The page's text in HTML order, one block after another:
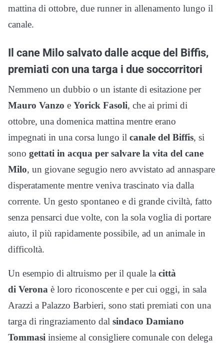
mattina di ottobre, due runner in allenamento lungo il
canale.
Il cane Milo salvato dalle acque del Biffis,
premiati con una targa i due soccorritori
Nemmeno un dubbio o un istante di esitazione per
Mauro Vanzo e Yorick Fasoli, che ai primi di
ottobre, una domenica mattina mentre erano
impegnati in una corsa lungo il canale del Biffis, si
sono gettati in acqua per salvare la vita del cane
Milo, un giovane segugio nero avvistato ad annaspare
disperatamente mentre veniva trascinato via dalla
corrente. Un gesto spontaneo e di grande civiltà, fatto
senza pensarci due volte, con la sola voglia di portare
aiuto, il più rapidamente possibile, ad un animale in
difficoltà.
Un esempio di altruismo per il quale la città
di Verona è loro riconoscente e per cui oggi, in sala
Arazzi a Palazzo Barbieri, sono stati premiati con una
targa di ringraziamento dal sindaco Damiano
Tommasi insieme al consigliere comunale con delega